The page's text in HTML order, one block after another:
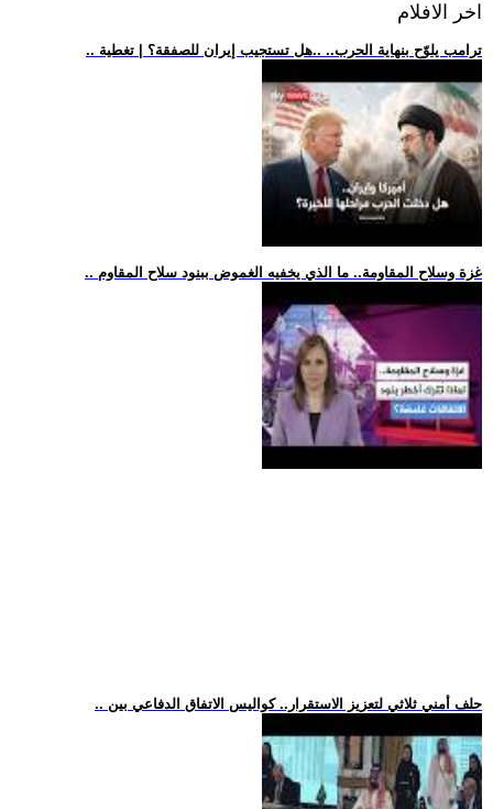
اخر الافلام
.. ترامب يلوّح بنهاية الحرب.. ..هل تستجيب إيران للصفقة؟ | تغطية
.. غزة وسلاح المقاومة.. ما الذي يخفيه الغموض ببنود سلاح المقاوم
.. حلف أمني ثلاثي لتعزيز الاستقرار.. كواليس الاتفاق الدفاعي بين